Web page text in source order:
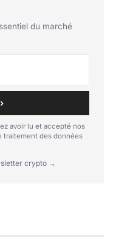
du marché
avoir lu et accepté nos
traitement des données
crypto →